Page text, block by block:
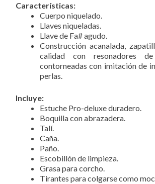
Características:
Cuerpo niquelado.
Llaves niqueladas.
Llave de Fa# agudo.
Construcción acanalada,
calidad con resonadores
contorneadas con imitación de
perlas.
Incluye:
Estuche Pro-deluxe duradero.
Boquilla con abrazadera.
Talí.
Caña.
Paño.
Escobillón de limpieza.
Grasa para corcho.
Tirantes para colgarse como